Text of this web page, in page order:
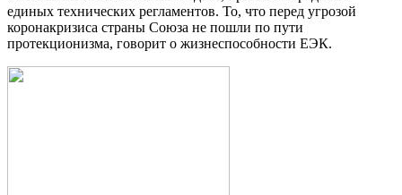
единых технических регламентов. То, что перед угрозой
коронакризиса страны Союза не пошли по пути
протекционизма, говорит о жизнеспособности ЕЭК.